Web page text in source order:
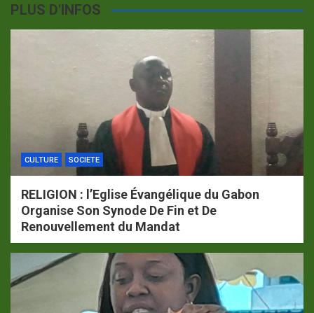
PLUS D'INFOS
CULTURE SOCIETE
RELIGION : l’Eglise Évangélique du Gabon
Organise Son Synode De Fin et De
Renouvellement du Mandat